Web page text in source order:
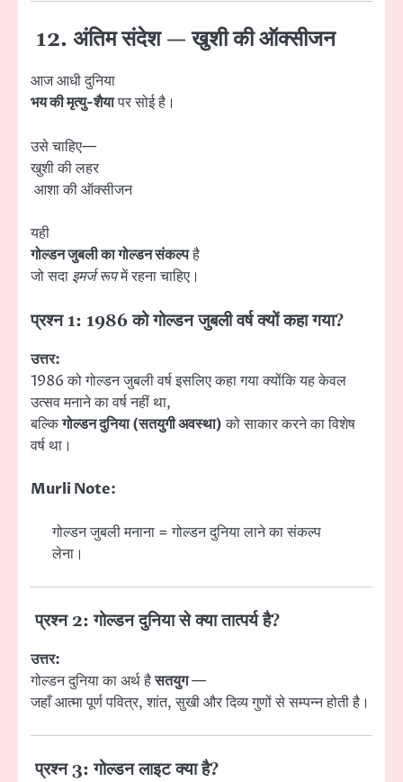
12. अंतिम संदेश — खुशी की ऑक्सीजन
आज आधी दुनिया
भय की मृत्यु-शैयापर सोई है।
उसे चाहिए—
खुशी की लहर
आशा की ऑक्सीजन
यही
गोल्डन जुबली का गोल्डन संकल्पहै
जो सदा इमर्ज रूपमें रहना चाहिए।
प्रश्न 1: 1986 को गोल्डन जुबली वर्ष क्यों कहा गया?
उत्तर:
1986 को गोल्डन जुबली वर्ष इसलिए कहा गया क्योंकि यह केवल
उत्सव मनाने का वर्ष नहीं था,
बल्किगोल्डन दुनिया (सतयुगी अवस्था)को साकार करने का विशेष
वर्ष था।
Murli Note:
गोल्डन जुबली मनाना = गोल्डन दुनिया लाने का संकल्प
लेना।
प्रश्न 2: गोल्डन दुनिया से क्या तात्पर्य है?
उत्तर:
गोल्डन दुनिया का अर्थ हैसतयुग—
जहाँ आत्मा पूर्ण पवित्र, शांत, सुखी और दिव्य गुणों से सम्पन्न होती है।
प्रश्न 3: गोल्डन लाइट क्या है?